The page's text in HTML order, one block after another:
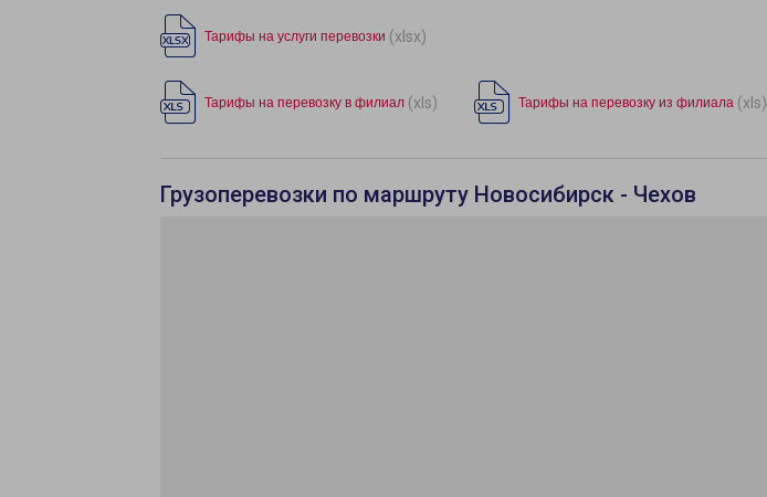
Тарифы на услуги перевозки (xlsx)
Тарифы на перевозку в филиал (xls) Тарифы на перевозку из филиала (xls)
Грузоперевозки по маршруту Новосибирск - Чехов